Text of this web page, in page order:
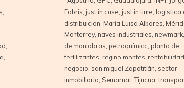
Fabris just in case just in time logistica
distribuición María Luisa Albores
Monterrey, naves industriales newmark,
de maniobras petroquímica planta de
fertilizantes regino montes
negocio san miguel Zapotitlán sector
inmobiliario Semarnat,Tijuana ,